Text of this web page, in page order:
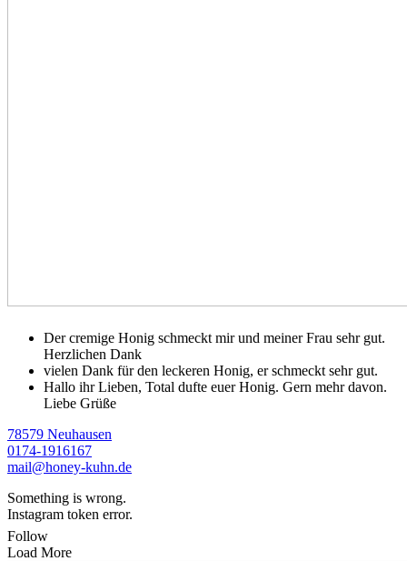
Der cremige Honig schmeckt mir und meiner Frau sehr gut.
Herzlichen Dank
vielen Dank für den leckeren Honig, er schmeckt sehr gut.
Hallo ihr Lieben, Total dufte euer Honig. Gern mehr davon.
Liebe Grüße
78579 Neuhausen
0174-1916167
mail@honey-kuhn.de
Something is wrong.
Instagram token error.
Follow
Load More